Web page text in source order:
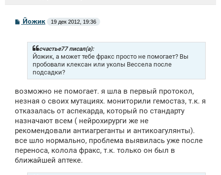
СЙожик 19 дек 2012, 19:36
счастье77 писал(а):
Йожик, а может тебе фракс просто не помогает? Вы
пробовали клексан или уколы Вессела после
подсадки?
возможно не помогает. я шла в первый протокол,
незная о своих мутациях. мониторили гемостаз, т.к. я
отказалась от аспекарда, который по стандарту
назначают всем ( нейрохирурги же не
рекомендовали антиагреганты и антикоагулянты).
все шло нормально, проблема выявилась уже после
переноса, колола фракс, т.к. только он был в
ближайшей аптеке.